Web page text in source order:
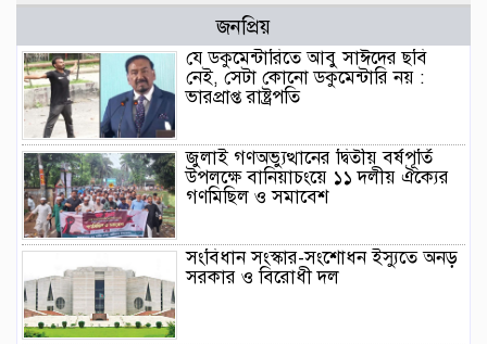
জনপ্রিয়
যে ডকুমেন্টারিতে আবু সাঈদের ছবি
নেই, সেটা কোনো ডকুমেন্টারি নয় :
ভারপ্রাপ্ত রাষ্ট্রপতি
জুলাই গণঅভ্যুত্থানের দ্বিতীয় বর্ষপূর্তি
উপলক্ষে বানিয়াচংয়ে ১১ দলীয় ঐক্যের
গণমিছিল ও সমাবেশ
সংবিধান সংস্কার-সংশোধন ইস্যুতে অনড়
সরকার ও বিরোধী দল